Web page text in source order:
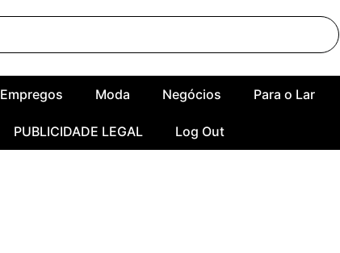
Empregos Moda Negócios Para o Lar
PUBLICIDADE LEGAL Log Out